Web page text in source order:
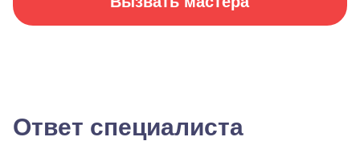
Ответ специалиста